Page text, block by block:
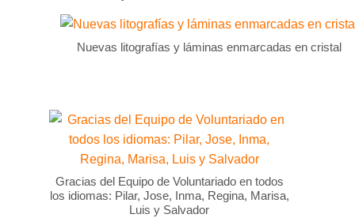
Nuevas litografías y láminas enmarcadas en cristal
Gracias del Equipo de Voluntariado en todos
los idiomas: Pilar, Jose, Inma, Regina, Marisa,
Luis y Salvador